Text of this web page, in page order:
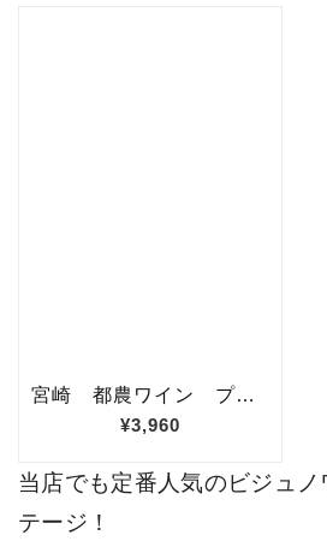
当店でも定番人気のビジュ
テージ！